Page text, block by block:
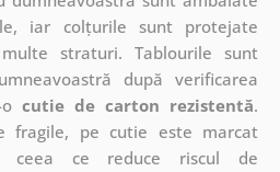
iar colțurile sunt protejate
multe straturi.Tablourile sunt
după verificarea
cutie de carton rezistentă.
fragile, pe cutie este marcat
ceea ce reduce riscul de